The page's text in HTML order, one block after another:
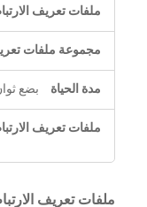
بضع
ملفات تعريف